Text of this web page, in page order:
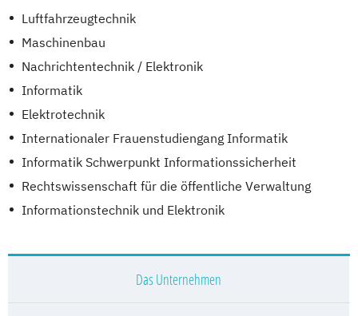
Luftfahrzeugtechnik
Maschinenbau
Nachrichtentechnik / Elektronik
Informatik
Elektrotechnik
Internationaler Frauenstudiengang Informatik
Informatik Schwerpunkt Informationssicherheit
Rechtswissenschaft für die öffentliche Verwaltung
Informationstechnik und Elektronik
Das Unternehmen